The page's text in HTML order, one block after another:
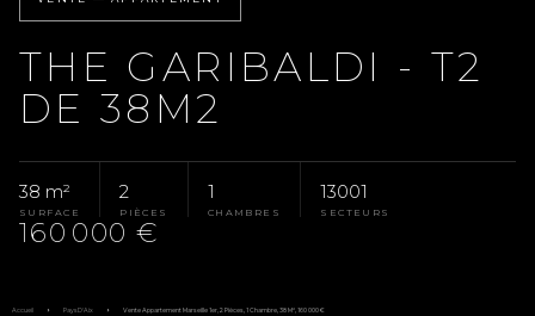
THE GARIBALDI - T2
DE 38M2
38 m²
SURFACE
2
PIÈCES
1
CHAMBRES
13001
SECTEURS
160 000 €
Accueil Pays D'Aix Vente Appartement Marseille 1er, 2 Pièces, 1 Chambre, 38 M², 160 000 €